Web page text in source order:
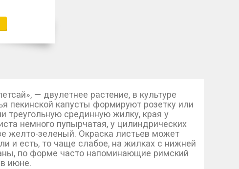
— двулетнее растение, в культуре
пекинской капусты формируют розетку или
срединную жилку, края у
немного пупырчатая, у цилиндрических
желто-зеленый. Окраска листьев может
и есть, то чаще слабое, на жилках с нижней
по форме часто напоминающие римский
июне.